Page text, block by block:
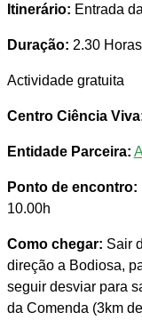
Itinerário: Entrada
Duração: 2.30 Horas
Actividade gratuita
Centro Ciência
Entidade Parceira:
Ponto de encontro:
10.00h
Como chegar: Sair
direção a Bodiosa,
seguir desviar para
da Comenda (3km